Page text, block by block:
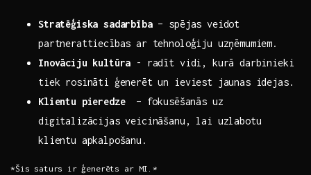
Stratēģiska sadarbība– spējas ​veidot
partnerattiecības ar​ tehnoloģiju uzņēmumiem.
Inovāciju kultūra -​ radīt ​vidi, kurā darbinieki
tiek rosināti‌ ģenerēt un ieviest jaunas idejas.
Klientu pieredze⁢ – fokusēšanās uz
digitalizācijas veicināšanu, lai uzlabotu⁣
klientu apkalpošanu.
*Šis saturs ⁤ir ģenerēts ar MI.*